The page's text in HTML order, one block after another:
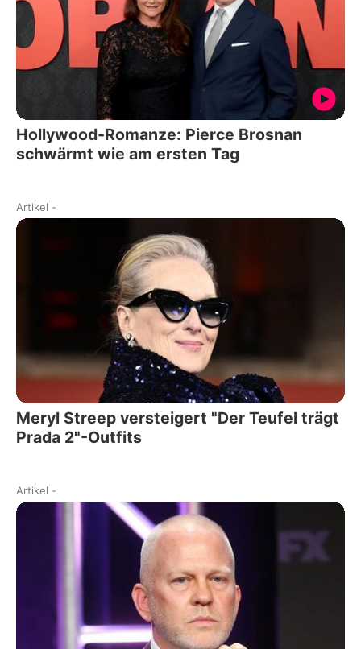
Hollywood-Romanze: Pierce Brosnan
schwärmt wie am ersten Tag
Artikel -
Meryl Streep versteigert "Der Teufel trägt
Prada 2"-Outfits
Artikel -